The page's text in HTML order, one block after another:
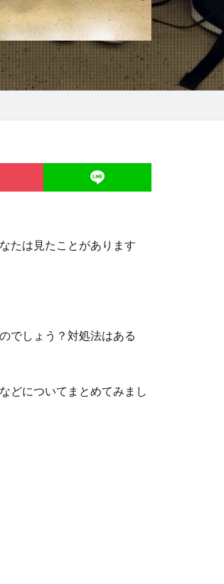
たは見たことがあります
でしょう？対処法はある
どについてまとめてみまし